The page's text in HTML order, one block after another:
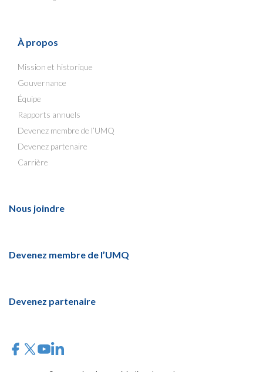
À propos
Mission et historique
Gouvernance
Équipe
Rapports annuels
Devenez membre de l’UMQ
Devenez partenaire
Carrière
Nous joindre
Devenez membre de l’UMQ
Devenez partenaire